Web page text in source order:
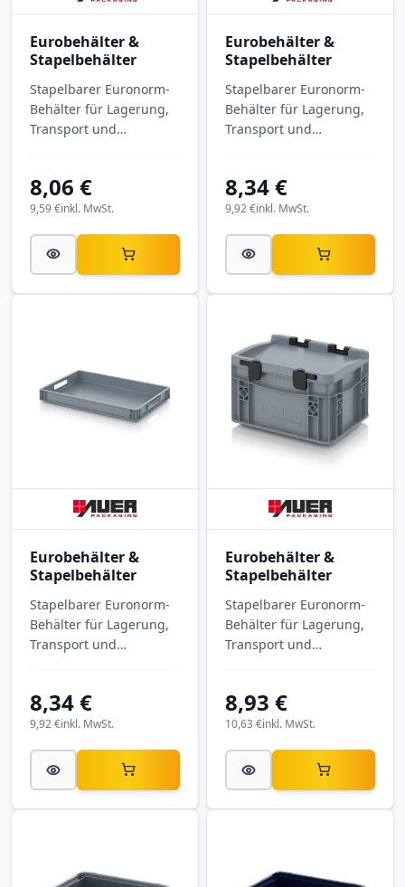
Eurobehälter &
Stapelbehälter
Stapelbarer Euronorm-
Behälter für Lagerung,
Transport und
geschlossen EG 43/75
HG VB mit Außenmaßen
8,06 €
inkl. MwSt.
9,59 €
Eurobehälter &
Stapelbehälter
Stapelbarer Euronorm-
Behälter für Lagerung,
Transport und
geschlossen EG 64/75
HG mit Außenmaßen
8,34 €
inkl. MwSt.
9,92 €
Eurobehälter &
Stapelbehälter
Stapelbarer Euronorm-
Behälter für Lagerung,
Transport und
geschlossen EG 64/75
mit Außenmaßen 600 ×
8,34 €
inkl. MwSt.
9,92 €
Eurobehälter &
Stapelbehälter
Stapelbarer Euronorm-
Behälter für Lagerung,
Transport und
Scharnierdeckel ED
21512 HG mit
× 135 mm, aus PP.
8,93 €
inkl. MwSt.
10,63 €